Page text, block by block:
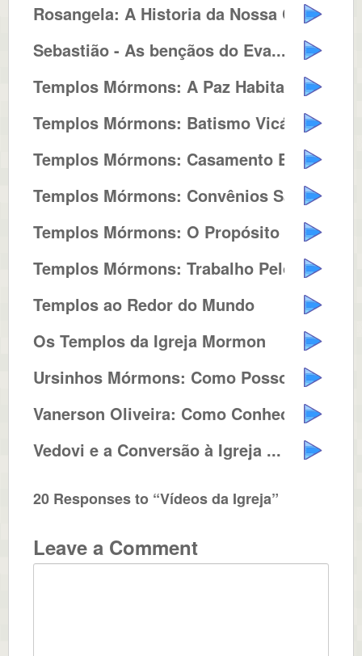
Rosangela: A Historia da Nossa C...
Sebastião - As bençãos do Eva...
Templos Mórmons: A Paz Habita n...
Templos Mórmons: Batismo Vicário
Templos Mórmons: Casamento Eterno
Templos Mórmons: Convênios Sag...
Templos Mórmons: O Propósito d...
Templos Mórmons: Trabalho Pelos...
Templos ao Redor do Mundo
Os Templos da Igreja Mormon
Ursinhos Mórmons: Como Posso Fa...
Vanerson Oliveira: Como Conheci ...
Vedovi e a Conversão à Igreja ...
20 Responses to “Vídeos da Igreja”
Leave a Comment